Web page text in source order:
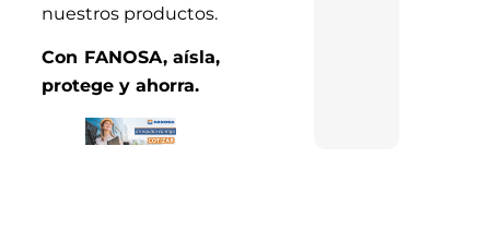
nuestros productos.
Con FANOSA, aísla,
protege y ahorra.